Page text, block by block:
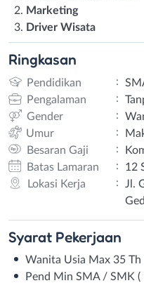
Marketing
Driver Wisata
Ringkasan
Pendidikan :
Pengalaman
:
Gender
:
Umur
:
Besaran Gaji
:
Batas Lamaran
:
12
Lokasi Kerja
:
Jl.
Syarat Pekerjaan
Wanita Usia Max 35 Th
Pend Min SMA / SMK (